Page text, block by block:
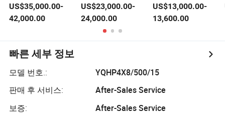
레스 650 톤 1000
톤
US$35,000.00-
42,000.00
US$23,000.00-
24,000.00
형 열압 기술
US$13,000.00-
13,600.00
빠른 세부 정보
모델 번호.:
YQHP4X8/500/15
판매 후 서비스:
After-Sales Service
보증:
After-Sales Service